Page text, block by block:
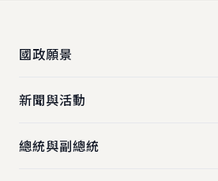
國政願景
新聞與活動
總統與副總統